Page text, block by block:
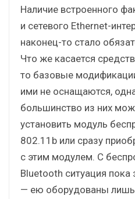
Наличие встроенного
и сетевого Ethernet-
наконец-то стало
Что же касается
то базовые
ими не оснащаются,
большинство из них
установить модуль
802.11b или сразу
с этим модулем. С
Bluetooth ситуация пока
— ею оборудованы